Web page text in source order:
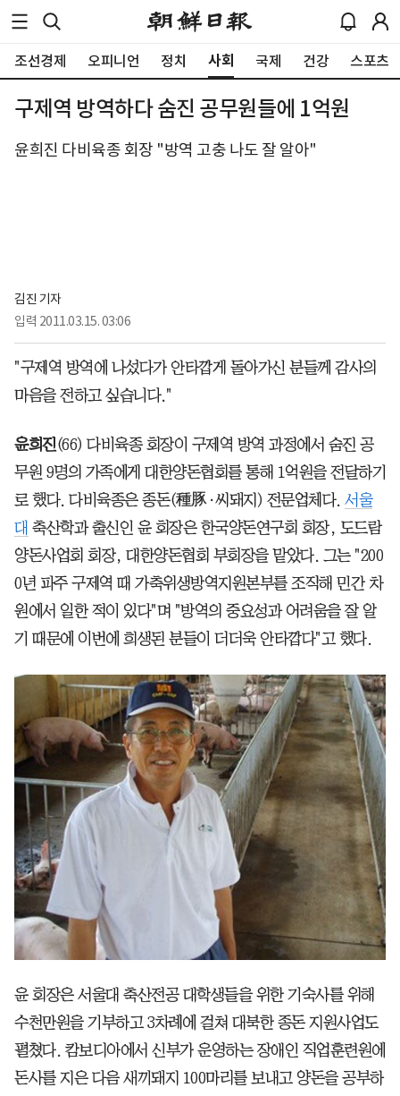
조선경제 오피니언 정치 사회 국제 건강 스포츠
구제역 방역하다 숨진 공무원들에 1억원
윤희진 다비육종 회장 "방역 고충 나도 잘 알아"
김진 기자
입력 2011.03.15. 03:06
"구제역 방역에 나섰다가 안타깝게 돌아가신 분들께 감사의
마음을 전하고 싶습니다."
윤희진(66) 다비육종 회장이 구제역 방역 과정에서 숨진 공
무원 9명의 가족에게 대한양돈협회를 통해 1억원을 전달하기
로 했다. 다비육종은 종돈(種豚·씨돼지) 전문업체다. 서울
대 축산학과 출신인 윤 회장은 한국양돈연구회 회장, 도드람
양돈사업회 회장, 대한양돈협회 부회장을 맡았다. 그는 "200
0년 파주 구제역 때 가축위생방역지원본부를 조직해 민간 차
원에서 일한 적이 있다"며 "방역의 중요성과 어려움을 잘 알
기 때문에 이번에 희생된 분들이 더더욱 안타깝다"고 했다.
윤 회장은 서울대 축산전공 대학생들을 위한 기숙사를 위해
수천만원을 기부하고 3차례에 걸쳐 대북한 종돈 지원사업도
펼쳤다. 캄보디아에서 신부가 운영하는 장애인 직업훈련원에
돈사를 지은 다음 새끼돼지 100마리를 보내고 양돈을 공부하